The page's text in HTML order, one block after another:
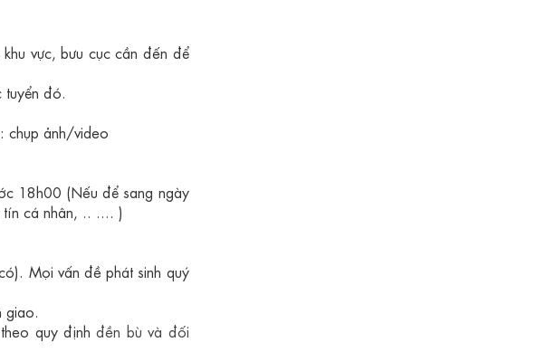
vực, bưu cục cần đến để
tuyển đó
chụp ảnh/video
18h00 (Nếu để sang ngày
tín cá nhân, .. .... )
Mọi vấn đề phát sinh quý
theo quy địnhđền bù và đối